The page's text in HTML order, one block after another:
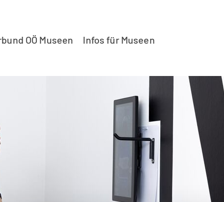
OÖ Museen Infos für Museen